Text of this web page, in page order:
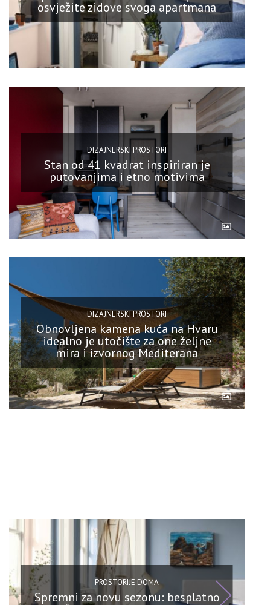
osvježite zidove svoga apartmana
DIZAJNERSKI PROSTORI
Stan od 41 kvadrat inspiriran je
putovanjima i etno motivima
DIZAJNERSKI PROSTORI
Obnovljena kamena kuća na Hvaru
idealno je utočište za one željne
mira i izvornog Mediterana
PROSTORIJE DOMA
Spremni za novu sezonu: besplatno